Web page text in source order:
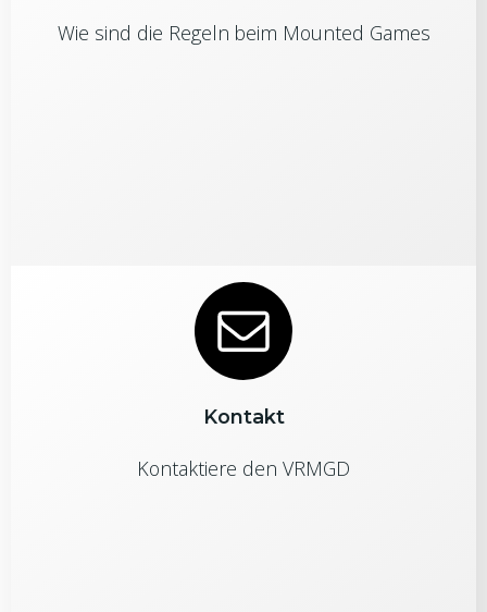
Wie sind die Regeln beim Mounted Games
Kontakt
Kontaktiere den VRMGD